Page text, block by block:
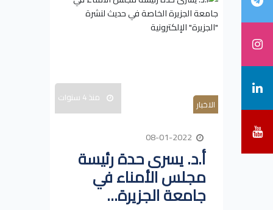
الاخبار منذ 4 سنوات
أ.د. يسرى حدة رئيسة
مجلس الأمناء في
جامعة الجزيرة...